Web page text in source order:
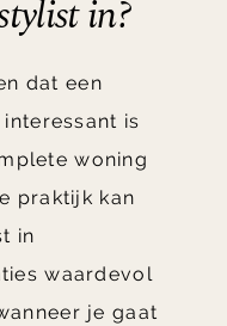
in?
dat een
is
woning
praktijk kan
in
waardevol
je gaat